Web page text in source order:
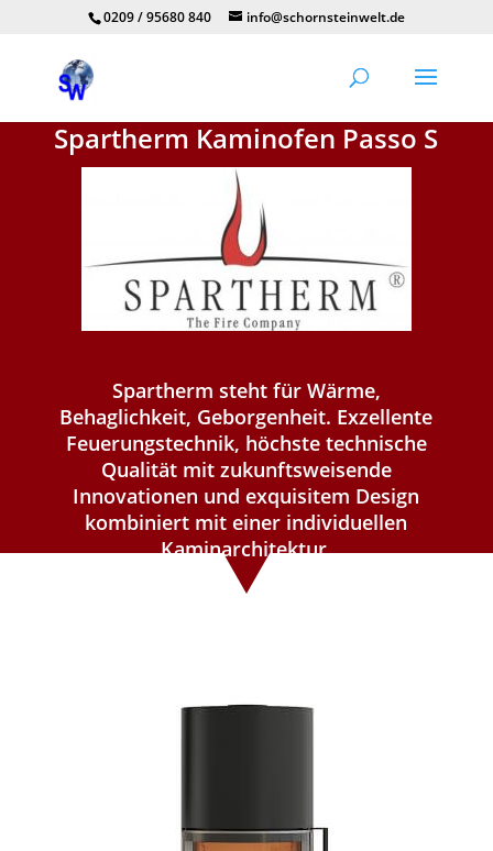
0209 / 95680 840 info@schornsteinwelt.de
Spartherm Kaminofen Passo S
Spartherm steht für Wärme,
Behaglichkeit, Geborgenheit. Exzellente
Feuerungstechnik, höchste technische
Qualität mit zukunftsweisende
Innovationen und exquisitem Design
kombiniert mit einer individuellen
Kaminarchitektur.